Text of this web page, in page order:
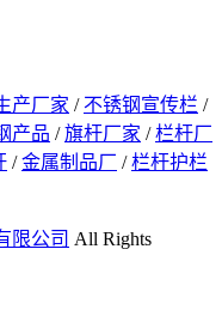
产厂家 / 不锈钢宣传栏 /
产品 /旗杆厂家 /栏杆厂
/金属制品厂 /栏杆护栏
限公司 All Rights